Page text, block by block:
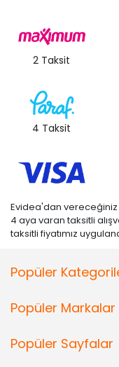
2 Taksit
4 Taksit
Evidea'dan vereceğiniz
4 aya varan taksitli
taksitli fiyatımız
Popüler
Popüler Markalar
Popüler Sayfalar